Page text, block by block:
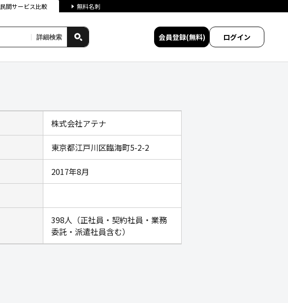
民間サービス比較 無料名刺
詳細検索 会員登録(無料) ログイン
株式会社アテナ
東京都江戸川区臨海町5-2-2
2017年8月
398人（正社員・契約社員・業務
委託・派遣社員含む）